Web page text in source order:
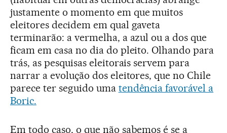
justamente o momento em que muitos
eleitores decidem em qual gaveta
terminarão: a vermelha, a azul ou a dos que
ficam em casa no dia do pleito. Olhando para
trás, as pesquisas eleitorais servem para
narrar a evolução dos eleitores, que no Chile
parece ter seguido uma tendência favorável a
Boric.
Em todo caso, o que não sabemos é se a